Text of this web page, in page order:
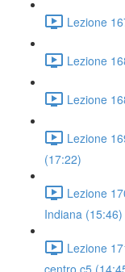
Lezione
Lezione
Lezione
Lezione
(17:22)
Lezione
Indiana (15:46)
Lezione
centro c5